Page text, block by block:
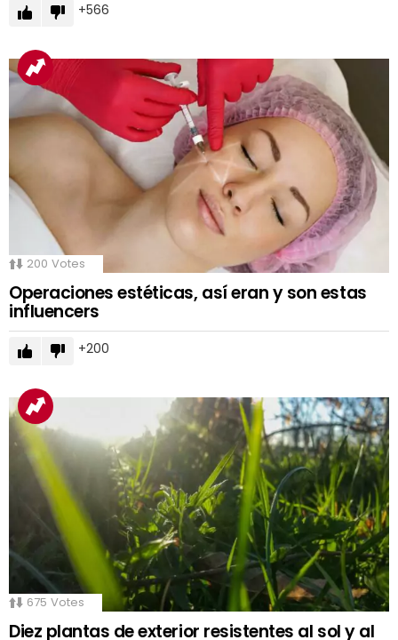
566
200 Votes
Operaciones estéticas, así eran y son estas
influencers
200
675 Votes
Diez plantas de exterior resistentes al sol y al